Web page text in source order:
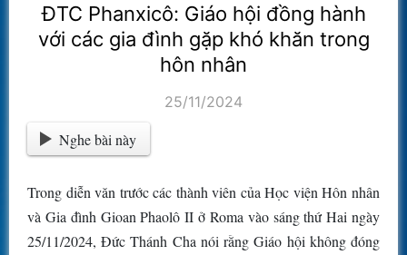
ĐTC Phanxicô: Giáo hội đồng hành
với các gia đình gặp khó khăn trong
hôn nhân
25/11/2024
Nghe bài này
Trong diễn văn trước các thành viên của Học viện Hôn nhân
và Gia đình Gioan Phaolô II ở Roma vào sáng thứ Hai ngày
25/11/2024, Đức Thánh Cha nói rằng Giáo hội không đóng